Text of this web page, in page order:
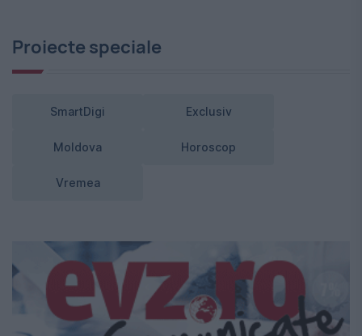
Proiecte speciale
SmartDigi Exclusiv
Moldova Horoscop
Vremea